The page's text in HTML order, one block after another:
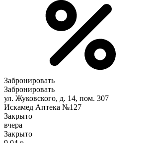
Забронировать
Забронировать
ул. Жуковского, д. 14, пом. 307
Искамед Аптека №127
Закрыто
вчера
Закрыто